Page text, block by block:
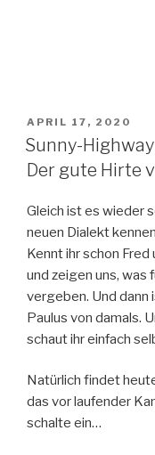
VERÖFFENTLICHT
AM
APRIL 17, 2020
Sunny-
Der gute Hirte
Gleich ist es wieder
neuen Dialekt
Kennt ihr schon
und zeigen uns, was
vergeben. Und dann
Paulus von damals.
schaut ihr einfach
Natürlich findet
das vor laufender
schalte ein…